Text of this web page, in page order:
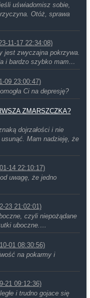
uświadomisz sobie,
Otóż, sprawa
11-17 22:34:08)
jest zwyczajna pokrzywa.
i bardzo szybko mam…
09 23:00:47)
Ci na depresję?
ZMARSZCZKA?
dojrzałości i nie
Mam nadzieję, że
14 22:10:17)
uwagę, że jedno
23 21:02:01)
czyli niepożądane
uboczne.…
01 08:30:56)
na pokarmy i
21 09:12:36)
i trudno gojace się